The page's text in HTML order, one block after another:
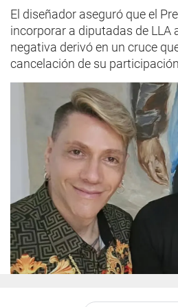
El diseñador aseguró que el
incorporar a diputadas de LLA
negativa derivó en un cruce
cancelación de su